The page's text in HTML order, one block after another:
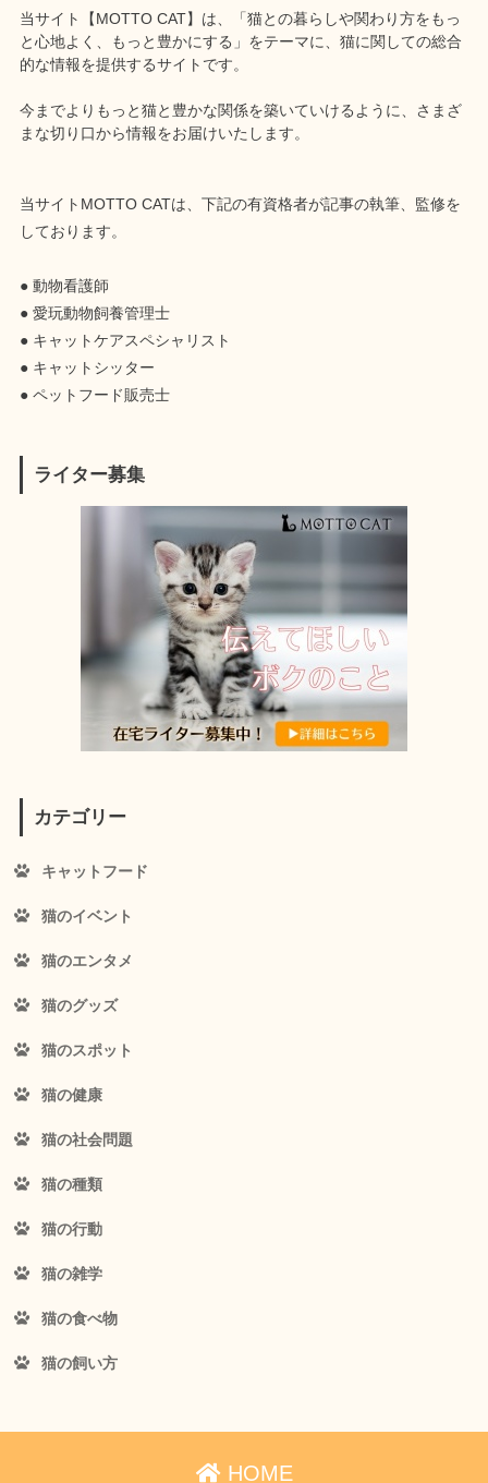
当サイト【MOTTO CAT】は、「猫との暮らしや関わり方をもっ
と心地よく、もっと豊かにする」をテーマに、猫に関しての総合
的な情報を提供するサイトです。
今までよりもっと猫と豊かな関係を築いていけるように、さまざ
まな切り口から情報をお届けいたします。
当サイトMOTTO CATは、下記の有資格者が記事の執筆、監修を
しております。
● 動物看護師
● 愛玩動物飼養管理士
● キャットケアスペシャリスト
● キャットシッター
● ペットフード販売士
ライター募集
カテゴリー
キャットフード
猫のイベント
猫のエンタメ
猫のグッズ
猫のスポット
猫の健康
猫の社会問題
猫の種類
猫の行動
猫の雑学
猫の食べ物
猫の飼い方
HOME